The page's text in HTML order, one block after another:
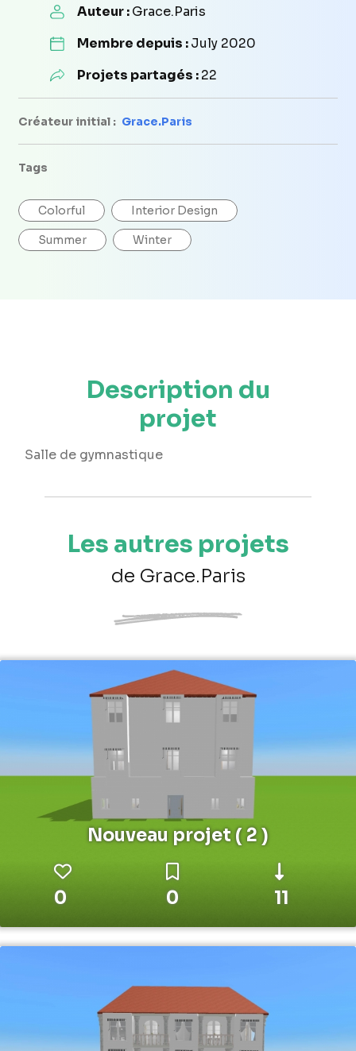
Auteur :Grace.Paris
Membre depuis :July 2020
Projets partagés :22
Créateur initial : Grace.Paris
Tags
Colorful Interior Design
Summer Winter
Description du
projet
Salle de gymnastique
Les autres projets
de Grace.Paris
Nouveau projet ( 2 )
0 0 11